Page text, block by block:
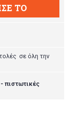
ΤΟ
σε όλη την
πιστωτικές